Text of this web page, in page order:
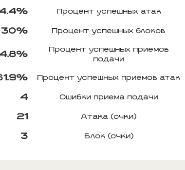
Процент успешных атак
30% Процент успешных блоков
Процент успешных приемов
подачи
Процент успешных приемов атак
4 Ошибки приема подачи
21 Атака (очки)
3 Блок (очки)